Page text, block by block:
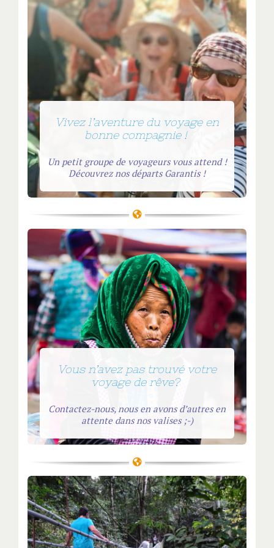
Vivez l’aventure du voyage en
bonne compagnie !
Un petit groupe de voyageurs vous attend !
Découvrez nos départs Garantis !
Vous n’avez pas trouvé votre
voyage de rêve?
Contactez-nous, nous en avons d’autres en
attente dans nos valises ;-)